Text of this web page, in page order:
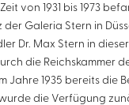
von 1931 bis 1973
der Galeria Stern in
Dr. Max Stern in
die Reichskammer
Jahre 1935 bereits die
die Verfügung